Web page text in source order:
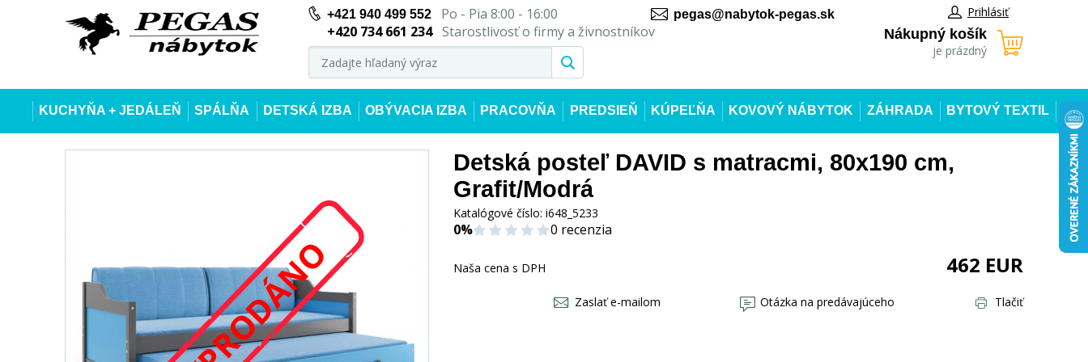
+421 940 499 552
Po - Pia 8:00 - 16:00
+420 734 661 234 Starostlivosť o firmy a živnostníkov
pegas@nabytok-pegas.sk Prihlásiť
Nákupný košík
je prázdný
KUCHYŇA + JEDÁLEŇ SPÁLŇA DETSKÁ IZBA OBÝVACIA IZBA PRACOVŇA PREDSIEŇ KÚPEĽŇA KOVOVÝ NÁBYTOK ZÁHRADA BYTOVÝ TEXTIL
VYPRODÁNO
Detská posteľ DAVID s matracmi, 80x190 cm,
Grafit/Modrá
Katalógové číslo: i648_5233
0% 0 recenzia
Naša cena s DPH 462 EUR
Zaslať e-mailom Otázka na predávajúceho Tlačiť